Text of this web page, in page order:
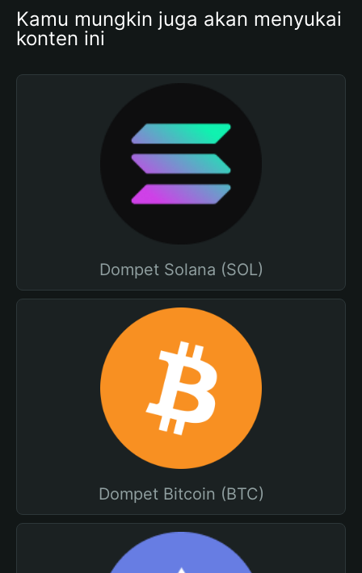
Kamu mungkin juga akan menyukai
konten ini
Dompet Solana (SOL)
Dompet Bitcoin (BTC)